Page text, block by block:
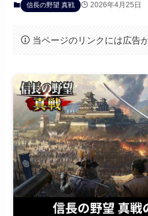
信長の野望 真戦 2026年4月25日
当ページのリンクには広告